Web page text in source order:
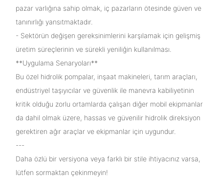
pazar varlığına sahip olmak, iç pazarların ötesinde güven ve
tanınırlığı yansıtmaktadır.
- Sektörün değişen gereksinimlerini karşılamak için gelişmiş
üretim süreçlerinin ve sürekli yeniliğin kullanılması.
**Uygulama Senaryoları**
Bu özel hidrolik pompalar, inşaat makineleri, tarım araçları,
endüstriyel taşıyıcılar ve güvenlik ile manevra kabiliyetinin
kritik olduğu zorlu ortamlarda çalışan diğer mobil ekipmanlar
da dahil olmak üzere, hassas ve güvenilir hidrolik direksiyon
gerektiren ağır araçlar ve ekipmanlar için uygundur.
---
Daha özlü bir versiyona veya farklı bir stile ihtiyacınız varsa,
lütfen sormaktan çekinmeyin!